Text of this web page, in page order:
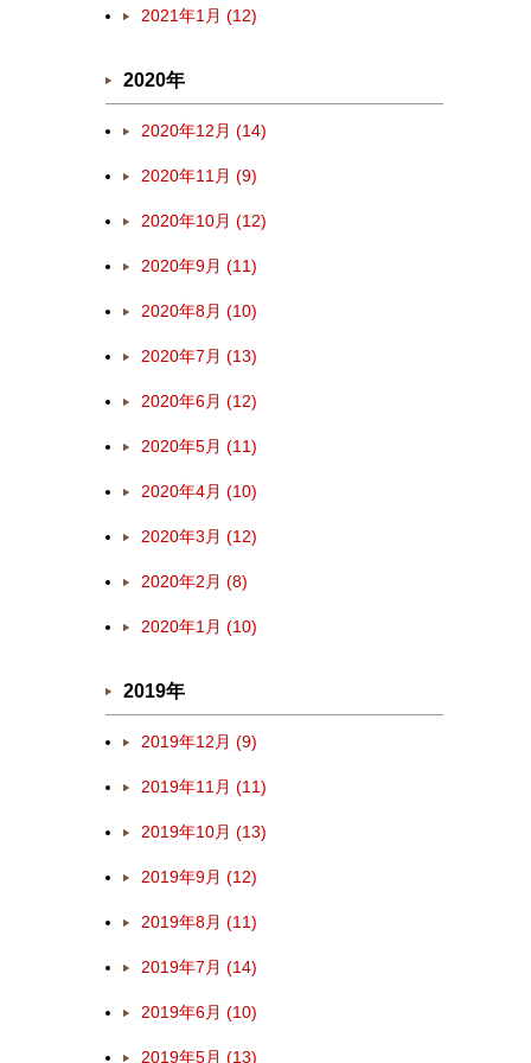
2021年1月 (12)
2020年
2020年12月 (14)
2020年11月 (9)
2020年10月 (12)
2020年9月 (11)
2020年8月 (10)
2020年7月 (13)
2020年6月 (12)
2020年5月 (11)
2020年4月 (10)
2020年3月 (12)
2020年2月 (8)
2020年1月 (10)
2019年
2019年12月 (9)
2019年11月 (11)
2019年10月 (13)
2019年9月 (12)
2019年8月 (11)
2019年7月 (14)
2019年6月 (10)
2019年5月 (13)